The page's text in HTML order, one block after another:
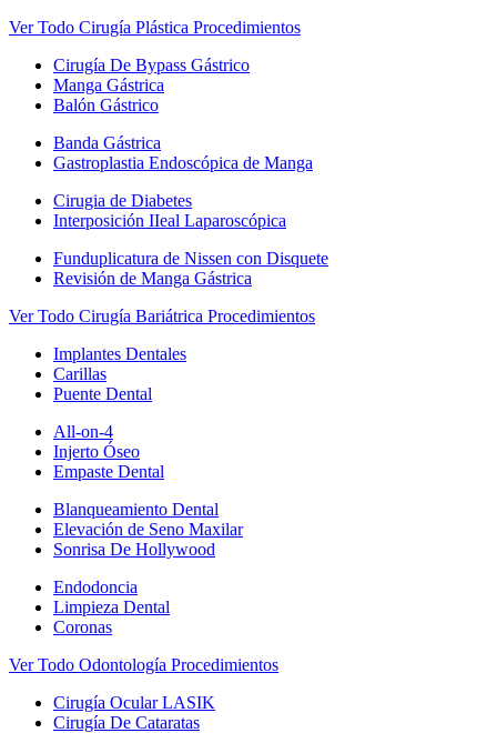
Ver Todo Cirugía Plástica Procedimientos
Cirugía De Bypass Gástrico
Manga Gástrica
Balón Gástrico
Banda Gástrica
Gastroplastia Endoscópica de Manga
Cirugia de Diabetes
Interposición IIeal Laparoscópica
Funduplicatura de Nissen con Disquete
Revisión de Manga Gástrica
Ver Todo Cirugía Bariátrica Procedimientos
Implantes Dentales
Carillas
Puente Dental
All-on-4
Injerto Óseo
Empaste Dental
Blanqueamiento Dental
Elevación de Seno Maxilar
Sonrisa De Hollywood
Endodoncia
Limpieza Dental
Coronas
Ver Todo Odontología Procedimientos
Cirugía Ocular LASIK
Cirugía De Cataratas